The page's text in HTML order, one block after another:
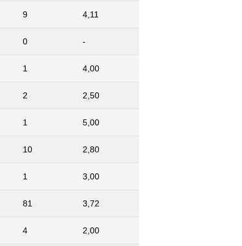
9 4,11
0 -
1 4,00
2 2,50
1 5,00
10 2,80
1 3,00
81 3,72
4 2,00